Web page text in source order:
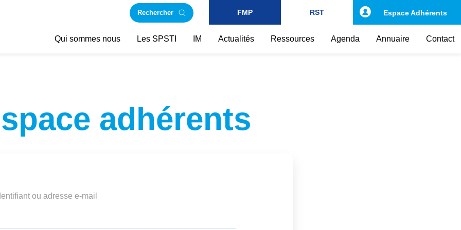
Rechercher FMP RST
Qui sommes nous Les SPSTI IM Actualités Ressources Agenda Annuaire Contact
Espace Adhérents
adhérents
ou adresse e-mail